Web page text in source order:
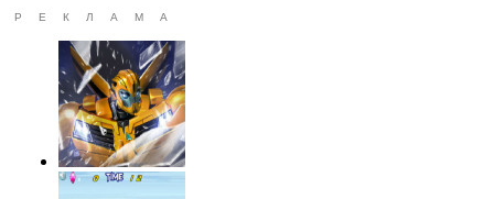
РЕКЛАМА